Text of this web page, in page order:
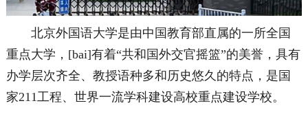
北京外国语大学是由中国教育部直属的一所全国
重点大学，[bai]有着“共和国外交官摇篮”的美誉，具有
办学层次齐全、教授语种多和历史悠久的特点，是国
家211工程、世界一流学科建设高校重点建设学校。